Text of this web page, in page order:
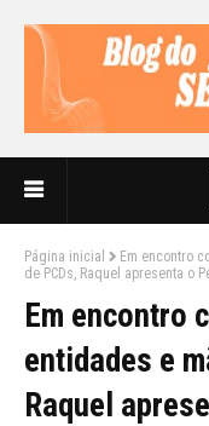
Página inicial
Em encontro
de PCDs, Raquel apresenta o
Em encontro
entidades e
Raquel